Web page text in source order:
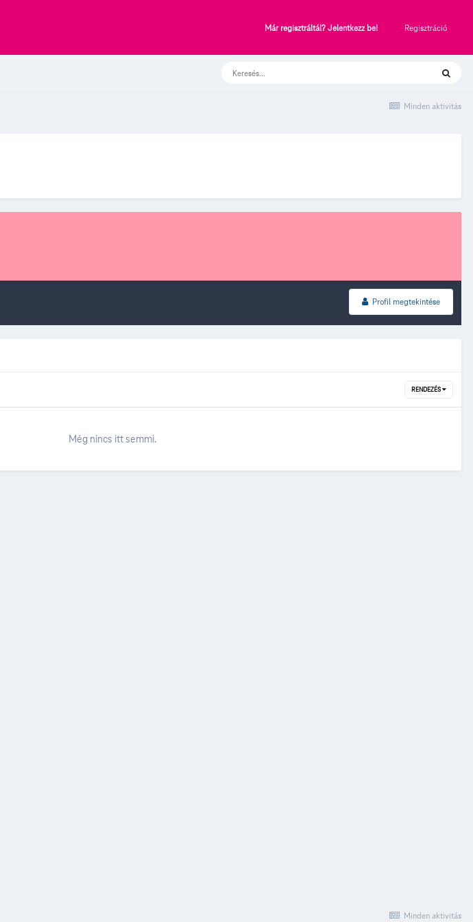
Már regisztráltál? Jelentkezz be! Regisztráció
Minden aktivitás
Profil megtekintése
RENDEZÉS
Még nincs itt semmi.
Minden aktivitás